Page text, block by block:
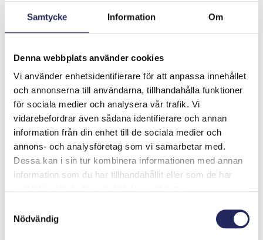
Samtycke Information Om
Denna webbplats använder cookies
Vi använder enhetsidentifierare för att anpassa innehållet
och annonserna till användarna, tillhandahålla funktioner
för sociala medier och analysera vår trafik. Vi
vidarebefordrar även sådana identifierare och annan
information från din enhet till de sociala medier och
annons- och analysföretag som vi samarbetar med.
Dessa kan i sin tur kombinera informationen med annan
information som du har tillhandahållit eller som de har
Nödvändig
årens lopp har hans samling vuxit med ett enormt
Östersjön har Juha donerat till John Nurminens
Stiftelse. Stiftelsens samling av sjökort över
Östersjöområdet anses vara den viktigaste samlingen i
detta område.
Juha Nurminen och
böckerna
stiftelsens webbutik!